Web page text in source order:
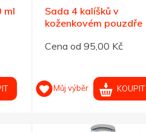
ml
Sada 4 kalíšků v
koženkovém pouzdře
Cena od 95,00 Kč
Můj výběr KOUPIT